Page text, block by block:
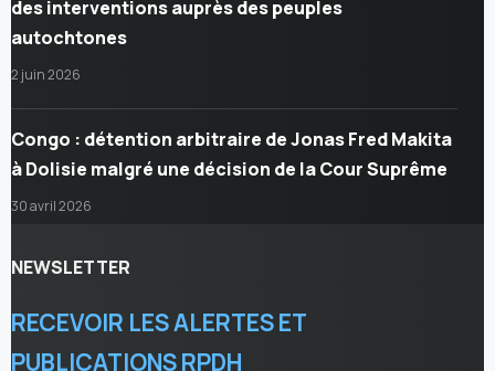
des interventions auprès des peuples
autochtones
2 juin 2026
Congo : détention arbitraire de Jonas Fred Makita
à Dolisie malgré une décision de la Cour Suprême
30 avril 2026
NEWSLETTER
RECEVOIR LES ALERTES ET
PUBLICATIONS RPDH